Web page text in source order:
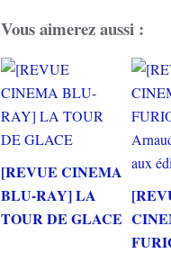
Vous aimerez aussi :
[REVUE CINEMA
BLU-RAY] LA
TOUR DE GLACE